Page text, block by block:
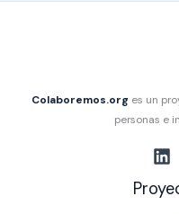
Colaboremos.org es un
personas e